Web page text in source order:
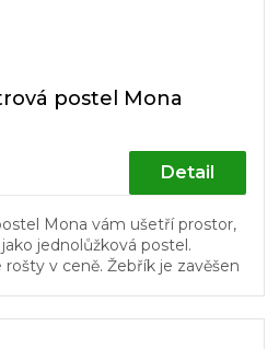
postel Mona
Detail
Mona vám ušetří prostor,
jednolůžková postel.
v ceně. Žebřík je zavěšen